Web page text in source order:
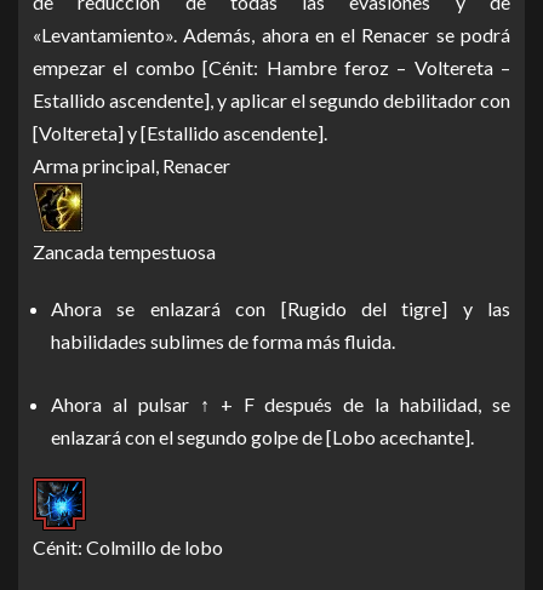
«Levantamiento». Además, ahora en el Renacer se podrá
empezar el combo [Cénit: Hambre feroz – Voltereta –
Estallido ascendente], y aplicar el segundo debilitador con
[Voltereta] y [Estallido ascendente].
Arma principal, Renacer
Zancada tempestuosa
Ahora se enlazará con [Rugido del tigre] y las
habilidades sublimes de forma más fluida.
Ahora al pulsar ↑ + F después de la habilidad, se
enlazará con el segundo golpe de [Lobo acechante].
Cénit: Colmillo de lobo